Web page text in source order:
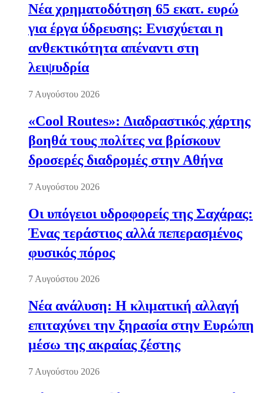
Νέα χρηματοδότηση 65 εκατ. ευρώ
για έργα ύδρευσης: Ενισχύεται η
ανθεκτικότητα απέναντι στη
λειψυδρία
7 Αυγούστου 2026
«Cool Routes»: Διαδραστικός χάρτης
βοηθά τους πολίτες να βρίσκουν
δροσερές διαδρομές στην Αθήνα
7 Αυγούστου 2026
Οι υπόγειοι υδροφορείς της Σαχάρας:
Ένας τεράστιος αλλά πεπερασμένος
φυσικός πόρος
7 Αυγούστου 2026
Νέα ανάλυση: Η κλιματική αλλαγή
επιταχύνει την ξηρασία στην Ευρώπη
μέσω της ακραίας ζέστης
7 Αυγούστου 2026